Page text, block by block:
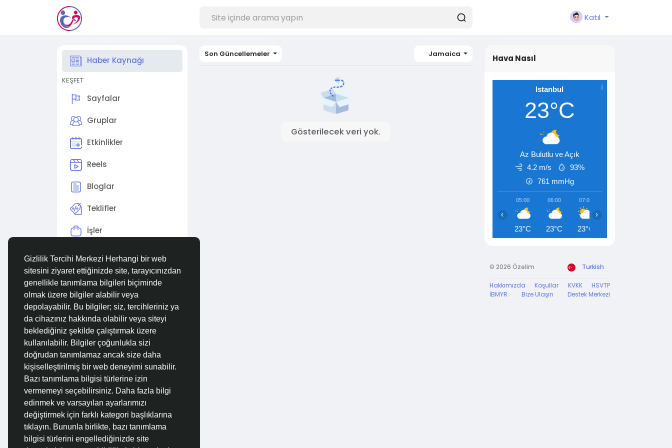
Gizlilik Tercihi Merkezi Herhangi bir web
sitesini ziyaret ettiğinizde site, tarayıcınızdan
genellikle tanımlama bilgileri biçiminde
olmak üzere bilgiler alabilir veya
depolayabilir. Bu bilgiler; siz, tercihleriniz ya
da cihazınız hakkında olabilir veya siteyi
beklediğiniz şekilde çalıştırmak üzere
kullanılabilir. Bilgiler çoğunlukla sizi
doğrudan tanımlamaz ancak size daha
kişiselleştirilmiş bir web deneyimi sunabilir.
Bazı tanımlama bilgisi türlerine izin
vermemeyi seçebilirsiniz. Daha fazla bilgi
edinmek ve varsayılan ayarlarımızı
değiştirmek için farklı kategori başlıklarına
tıklayın. Bununla birlikte, bazı tanımlama
bilgisi türlerini engellediğinizde site
Katıl
Haber Kaynağı
KEŞFET
Sayfalar
Gruplar
Etkinlikler
Reels
Bloglar
Teklifler
İşler
Filmler
Son Güncellemeler Jamaica
Gösterilecek veri yok.
Hava Nasıl
Istanbul
23°C
Az Bulutlu ve Açık
4.2 m/s
93%
761 mmHg
05:00
23°C
06:00
23°C
07:00
23°C
‹ ›
© 2026 Özelim Turkish
Hakkımızda Koşullar KVKK
HSVTP
İBMYR
Bize Ulaşın Destek Merkezi